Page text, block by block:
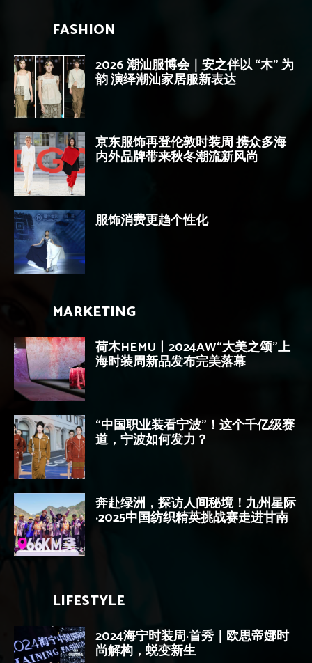
FASHION
2026 潮汕服博会｜安之伴以 “木” 为
韵 演绎潮汕家居服新表达
京东服饰再登伦敦时装周 携众多海
内外品牌带来秋冬潮流新风尚
服饰消费更趋个性化
MARKETING
荷木HEMU丨2024AW“大美之颂”上
海时装周新品发布完美落幕
“中国职业装看宁波”！这个千亿级赛
道，宁波如何发力？
奔赴绿洲，探访人间秘境！九州星际
·2025中国纺织精英挑战赛走进甘南
LIFESTYLE
2024海宁时装周·首秀｜欧思帝娜时
尚解构，蜕变新生